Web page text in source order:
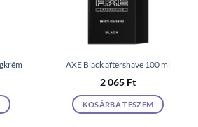
AXE Black aftershave 100 ml
2 065 Ft
KOSÁRBA TESZEM